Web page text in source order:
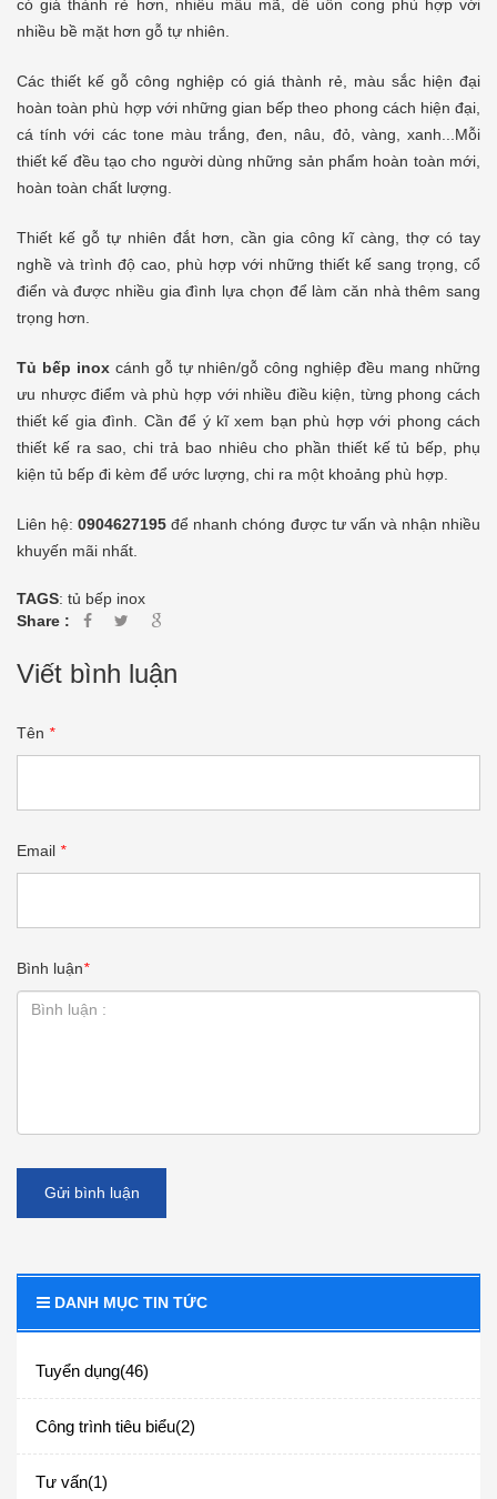
DANH MỤC TIN TỨC
Tuyển dụng(46)
Công trình tiêu biểu(2)
Tư vấn(1)
có giá thành rẻ hơn, nhiều mẫu mã, dễ uốn cong phù hợp với
nhiều bề mặt hơn gỗ tự nhiên.
Các thiết kế gỗ công nghiệp có giá thành rẻ, màu sắc hiện đại
hoàn toàn phù hợp với những gian bếp theo phong cách hiện đại,
cá tính với các tone màu trắng, đen, nâu, đỏ, vàng, xanh...Mỗi
thiết kế đều tạo cho người dùng những sản phẩm hoàn toàn mới,
hoàn toàn chất lượng.
Thiết kế gỗ tự nhiên đắt hơn, cần gia công kĩ càng, thợ có tay
nghề và trình độ cao, phù hợp với những thiết kế sang trọng, cổ
điển và được nhiều gia đình lựa chọn để làm căn nhà thêm sang
trọng hơn.
Tủ bếp inoxcánh gỗ tự nhiên/gỗ công nghiệp đều mang những
ưu nhược điểm và phù hợp với nhiều điều kiện, từng phong cách
thiết kế gia đình. Cần để ý kĩ xem bạn phù hợp với phong cách
thiết kế ra sao, chi trả bao nhiêu cho phần thiết kế tủ bếp, phụ
kiện tủ bếp đi kèm để ước lượng, chi ra một khoảng phù hợp.
Liên hệ:0904627195 để nhanh chóng được tư vấn và nhận nhiều
khuyến mãi nhất.
TAGS: tủ bếp inox
Share :
Viết bình luận
Tên *
Email *
Bình luận*
Gửi bình luận